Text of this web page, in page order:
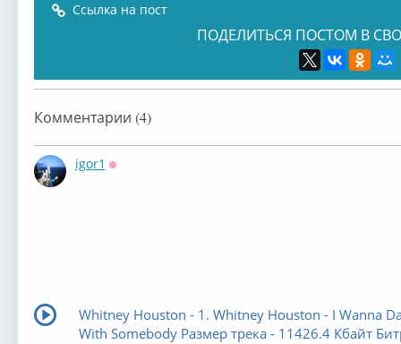
Ссылка на пост
ПОДЕЛИТЬСЯ ПОСТОМ В
Комментарии (4)
igor1
Whitney Houston - 1. Whitney Houston - I Wanna
With Somebody Размер трека - 11426.4 Кбайт